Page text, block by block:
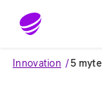
Gå till sidans
Innovation 5